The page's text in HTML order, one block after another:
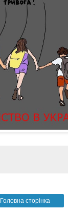
Головна сторінка